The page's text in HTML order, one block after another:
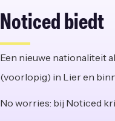
Noticed biedt
Een nieuwe nationaliteit
(voorlopig) in Lier en
No worries: bij Noticed